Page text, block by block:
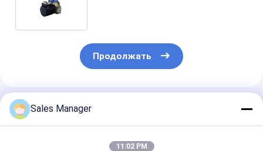
Продолжать
Порекомендованные Продукты
Sales Manager
11:02 PM